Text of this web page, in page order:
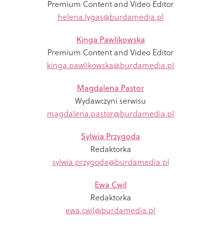
Premium Content and Video Editor
helena.lygas@burdamedia.pl
Kinga Pawlikowska
Premium Content and Video Editor
kinga.pawlikowska@burdamedia.pl
Magdalena Pastor
Wydawczyni serwisu
magdalena.pastor@burdamedia.pl
Sylwia Przygoda
Redaktorka
sylwia.przygoda@burdamedia.pl
Ewa Cwil
Redaktorka
ewa.cwil@burdamedia.pl